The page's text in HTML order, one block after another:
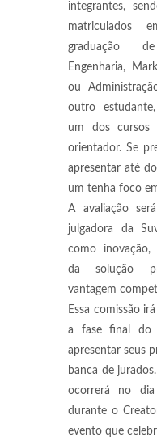
integrantes,
matriculados
graduação
Engenharia,
ou
outro
um dos cursos
orientador. Se
apresentar até
um tenha foco
A avaliação
julgadora da
como inovação,
da solução
vantagem
Essa comissão
a fase final do
apresentar seus
banca de
ocorrerá no
durante o
evento que